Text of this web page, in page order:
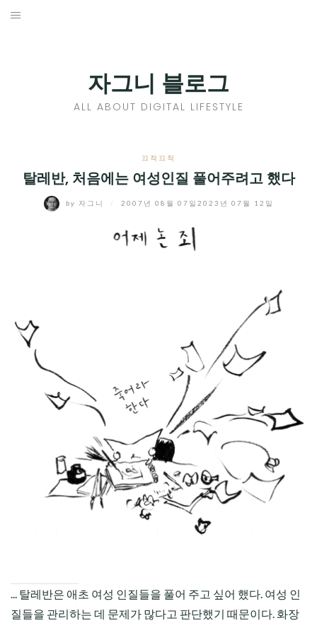
Skip
자그니 블로그
ALL ABOUT DIGITAL LIFESTYLE
끄적끄적
탈레반, 처음에는 여성인질 풀어주려고 했다
by 자그니 2007년 08월 07일 2023년 07월 12일
... 탈레반은 애초 여성 인질들을 풀어 주고 싶어 했다. 여성 인
질들을 관리하는 데 문제가 많다고 판단했기 때문이다. 화장
CHILD
MENU
디지털트렌드
디지털라이프
CHILD
EXPAND
MENU